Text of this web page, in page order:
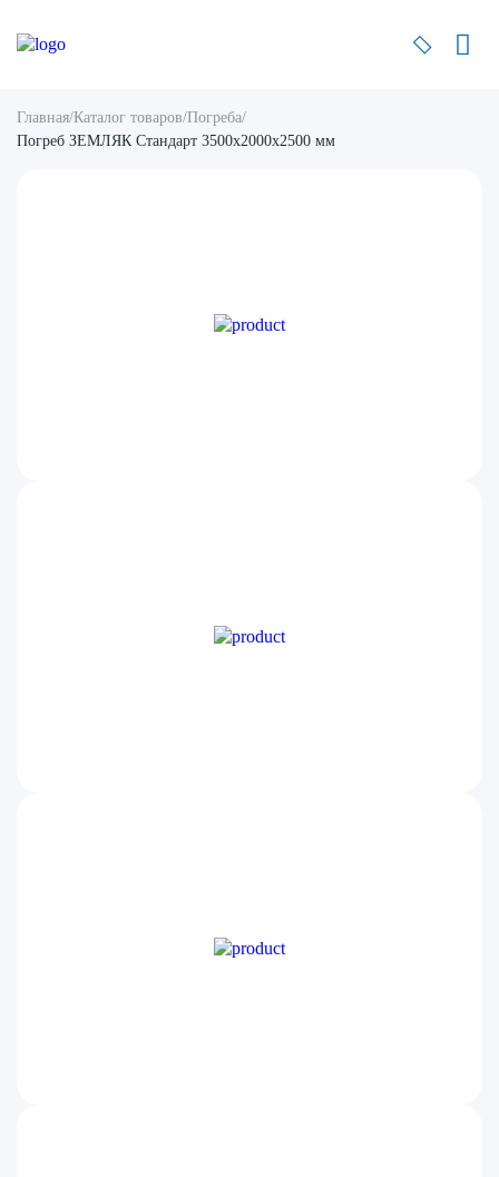
Главная/Каталог товаров/Погреба/
Погреб ЗЕМЛЯК Стандарт 3500x2000x2500 мм